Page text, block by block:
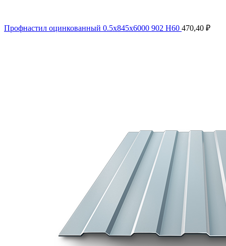
Профнастил оцинкованный 0.5х845х6000 902 Н60 470,40 ₽